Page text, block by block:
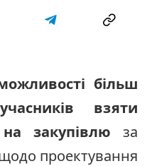
більш
взяти
закупівлю за
проектування